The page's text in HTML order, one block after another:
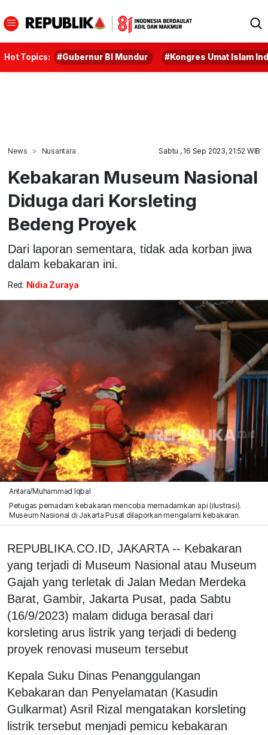
Hot Topics: #Gubernur BI Mundur #Kongres Umat Islam
News Nusantara Sabtu , 16 Sep 2023, 21:52 WIB
Kebakaran Museum Nasional
Diduga dari Korsleting
Bedeng Proyek
Dari laporan sementara, tidak ada korban jiwa
dalam kebakaran ini.
Red: Nidia Zuraya
Antara/Muhammad Iqbal
Petugas pemadam kebakaran mencoba memadamkan api (ilustrasi).
Museum Nasional di Jakarta Pusat dilaporkan mengalami kebakaran.
REPUBLIKA.CO.ID, JAKARTA -- Kebakaran
yang terjadi di Museum Nasional atau Museum
Gajah yang terletak di Jalan Medan Merdeka
Barat, Gambir, Jakarta Pusat, pada Sabtu
(16/9/2023) malam diduga berasal dari
korsleting arus listrik yang terjadi di bedeng
proyek renovasi museum tersebut
Kepala Suku Dinas Penanggulangan
Kebakaran dan Penyelamatan (Kasudin
Gulkarmat) Asril Rizal mengatakan korsleting
listrik tersebut menjadi pemicu kebakaran